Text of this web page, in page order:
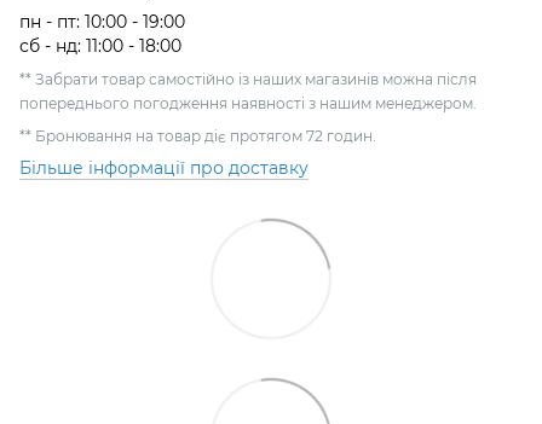
пн - пт: 10:00 - 19:00
сб - нд: 11:00 - 18:00
** Забрати товар самостійно із наших магазинів можна після
попереднього погодження наявності з нашим менеджером.
** Бронювання на товар діє протягом 72 годин.
Більше інформації про доставку